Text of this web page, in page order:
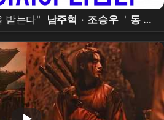
받는다" 남주혁 · 조승우 ' 동
이겨내고 7월 17일 공개